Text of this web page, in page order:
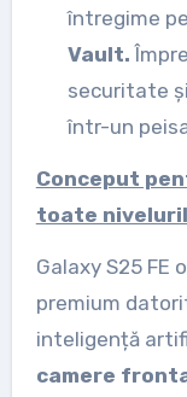
întregime
Vault.
securitate
într-un
Conceput
toate
Galaxy S25
premium
inteligență
camere